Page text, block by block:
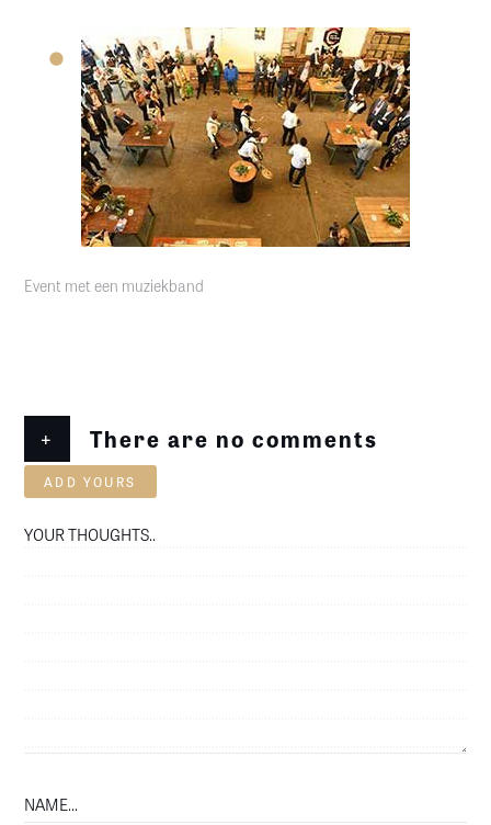
Event met een muziekband
+ There are no comments
ADD YOURS